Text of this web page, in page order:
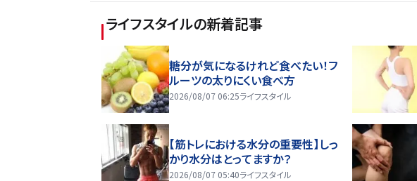
ライフスタイルの新着記事
糖分が気になるけれど食べたい！フ
ルーツの太りにくい食べ方
2026/08/07 06:25ライフスタイル
【筋トレにおける水分の重要性】しっ
かり水分はとってますか？
2026/08/07 05:40ライフスタイル